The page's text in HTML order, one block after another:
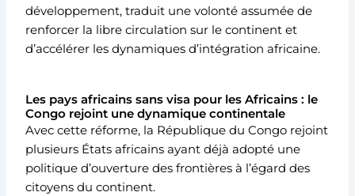
développement, traduit une volonté assumée de
renforcer la libre circulation sur le continent et
d’accélérer les dynamiques d’intégration africaine.
Les pays africains sans visa pour les Africains : le
Congo rejoint une dynamique continentale
Avec cette réforme, la République du Congo rejoint
plusieurs États africains ayant déjà adopté une
politique d’ouverture des frontières à l’égard des
citoyens du continent.